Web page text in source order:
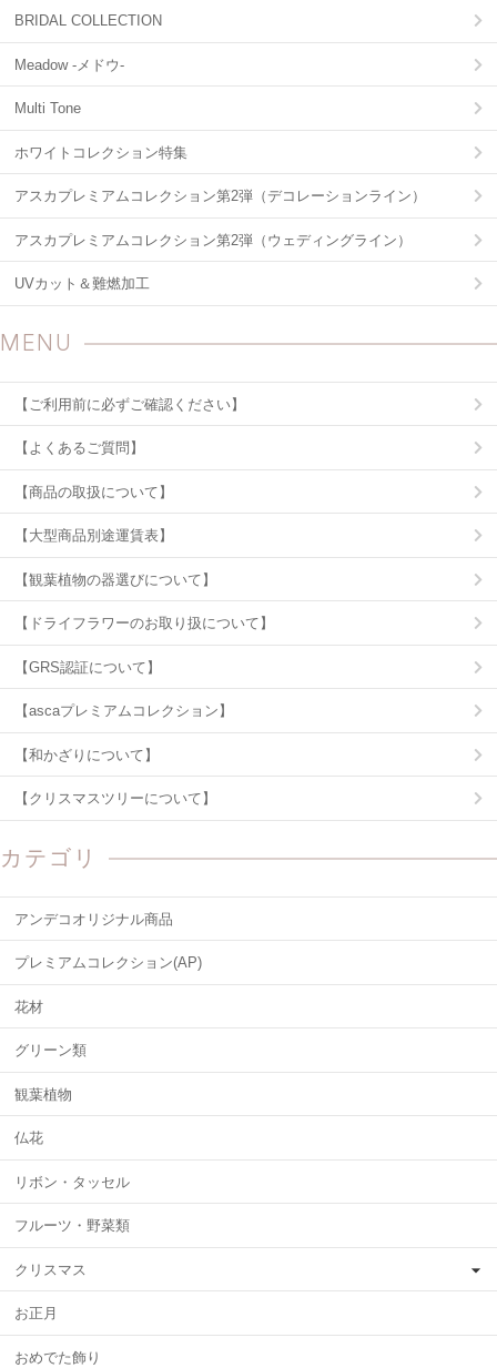
BRIDAL COLLECTION
Meadow -メドウ-
Multi Tone
ホワイトコレクション特集
アスカプレミアムコレクション第2弾（デコレーションライン）
アスカプレミアムコレクション第2弾（ウェディングライン）
UVカット＆難燃加工
MENU
【ご利用前に必ずご確認ください】
【よくあるご質問】
【商品の取扱について】
【大型商品別途運賃表】
【観葉植物の器選びについて】
【ドライフラワーのお取り扱について】
【GRS認証について】
【ascaプレミアムコレクション】
【和かざりについて】
【クリスマスツリーについて】
カテゴリ
アンデコオリジナル商品
プレミアムコレクション(AP)
花材
グリーン類
観葉植物
仏花
リボン・タッセル
フルーツ・野菜類
クリスマス
お正月
おめでた飾り